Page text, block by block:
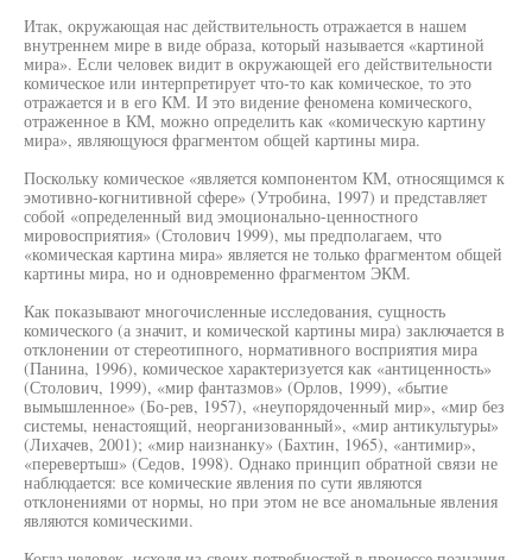
Итак, окружающая нас действительность отражается в нашем
внутреннем мире в виде образа, который называется «картиной
мира». Если человек видит в окружающей его действительности
комическое или интерпретирует что-то как комическое, то это
отражается и в его КМ. И это видение феномена комического,
отраженное в КМ, можно определить как «комическую картину
мира», являющуюся фрагментом общей картины мира.
Поскольку комическое «является компонентом КМ, относящимся к
эмотивно-когнитивной сфере» (Утробина, 1997) и представляет
собой «определенный вид эмоционально-ценностного
мировосприятия» (Столович 1999), мы предполагаем, что
«комическая картина мира» является не только фрагментом общей
картины мира, но и одновременно фрагментом ЭКМ.
Как показывают многочисленные исследования, сущность
комического (а значит, и комической картины мира) заключается в
отклонении от стереотипного, нормативного восприятия мира
(Панина, 1996), комическое характеризуется как «антиценность»
(Столович, 1999), «мир фантазмов» (Орлов, 1999), «бытие
вымышленное» (Бо-рев, 1957), «неупорядоченный мир», «мир без
системы, ненастоящий, неорганизованный», «мир антикультуры»
(Лихачев, 2001); «мир наизнанку» (Бахтин, 1965), «антимир»,
«перевертыш» (Седов, 1998). Однако принцип обратной связи не
наблюдается: все комические явления по сути являются
отклонениями от нормы, но при этом не все аномальные явления
являются комическими.